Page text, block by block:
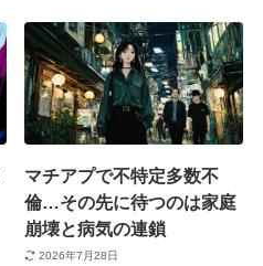
マチアプで不特定多数不
倫…その先に待つのは家庭
崩壊と病気の連鎖
2026年7月28日